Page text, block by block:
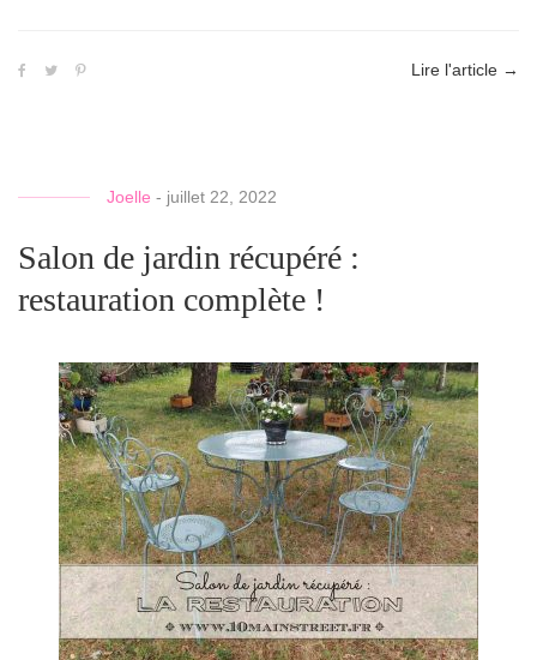
Lire l'article →
Joelle - juillet 22, 2022
Salon de jardin récupéré :
restauration complète !